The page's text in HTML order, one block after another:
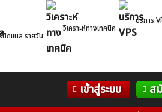
ซิกแนล รายวัน
วิเคราะห์ทางเทคนิค
บริการ
เข้าสู่ระบบ ส
WelTrade